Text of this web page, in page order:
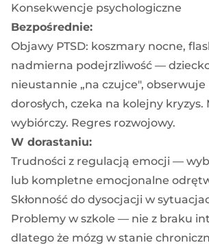
Konsekwencje psychologiczne
Bezpośrednie:
Objawy PTSD: koszmary nocne,
nadmierna podejrzliwość —
nieustannie „na czujce",
dorosłych, czeka na kolejny kryzys.
wybiórczy. Regres rozwojowy.
W dorastaniu:
Trudności z regulacją emocji —
lub kompletne emocjonalne
Skłonność do dysocjacji w
Problemy w szkole — nie z braku
dlatego że mózg w stanie